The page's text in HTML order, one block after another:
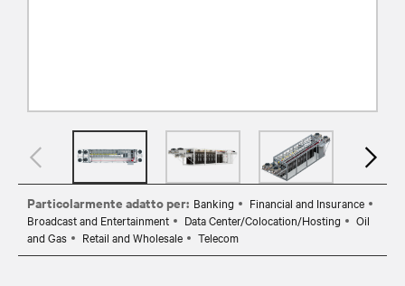
Particolarmente adatto per: Banking
Financial and Insurance
Broadcast and Entertainment
Data Center/Colocation/Hosting
Oil
and Gas
Retail and Wholesale Telecom